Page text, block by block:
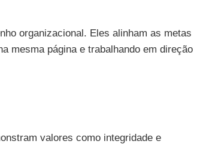
organizacional. Eles alinham as metas
mesma página e trabalhando em direção
valores como integridade e